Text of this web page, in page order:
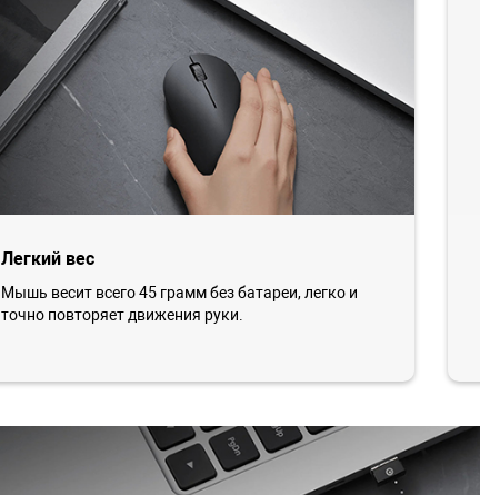
Легкий вес
Мышь весит всего 45 грамм без батареи, легко и
точно повторяет движения руки.